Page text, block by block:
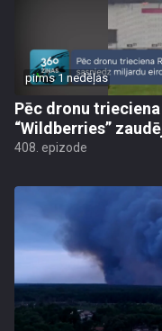
pirms 1 nedēļas
Pēc dronu
“Wildberries”
408. epizode